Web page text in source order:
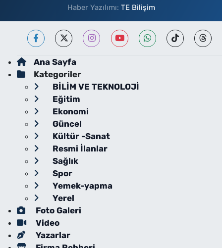
Haber Yazılımı: TE Bilişim
Ana Sayfa
Kategoriler
BİLİM VE TEKNOLOJİ
Eğitim
Ekonomi
Güncel
Kültür -Sanat
Resmi İlanlar
Sağlık
Spor
Yemek-yapma
Yerel
Foto Galeri
Video
Yazarlar